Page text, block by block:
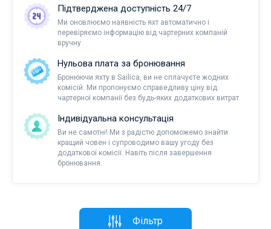
Підтверджена доступність 24/7
Ми оновлюємо наявність яхт автоматично і
перевіряємо інформацію від чартерних компаній
вручну
Нульова плата за бронювання
Бронюючи яхту в Sailica, ви не сплачуєте жодних
комісій. Ми пропонуємо справедливу ціну від
чартерної компанії без будь-яких додаткових витрат.
Індивідуальна консультація
Ви не самотні! Ми з радістю допоможемо знайти
кращий човен і супроводимо вашу угоду без
додаткової комісії. Навіть після завершення
бронювання.
Фільтр